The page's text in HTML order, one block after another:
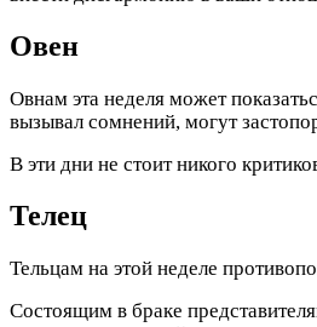
Овен
Овнам эта неделя может
вызывал сомнений, могут
В эти дни не стоит никого
Телец
Тельцам на этой неделе
Состоящим в браке